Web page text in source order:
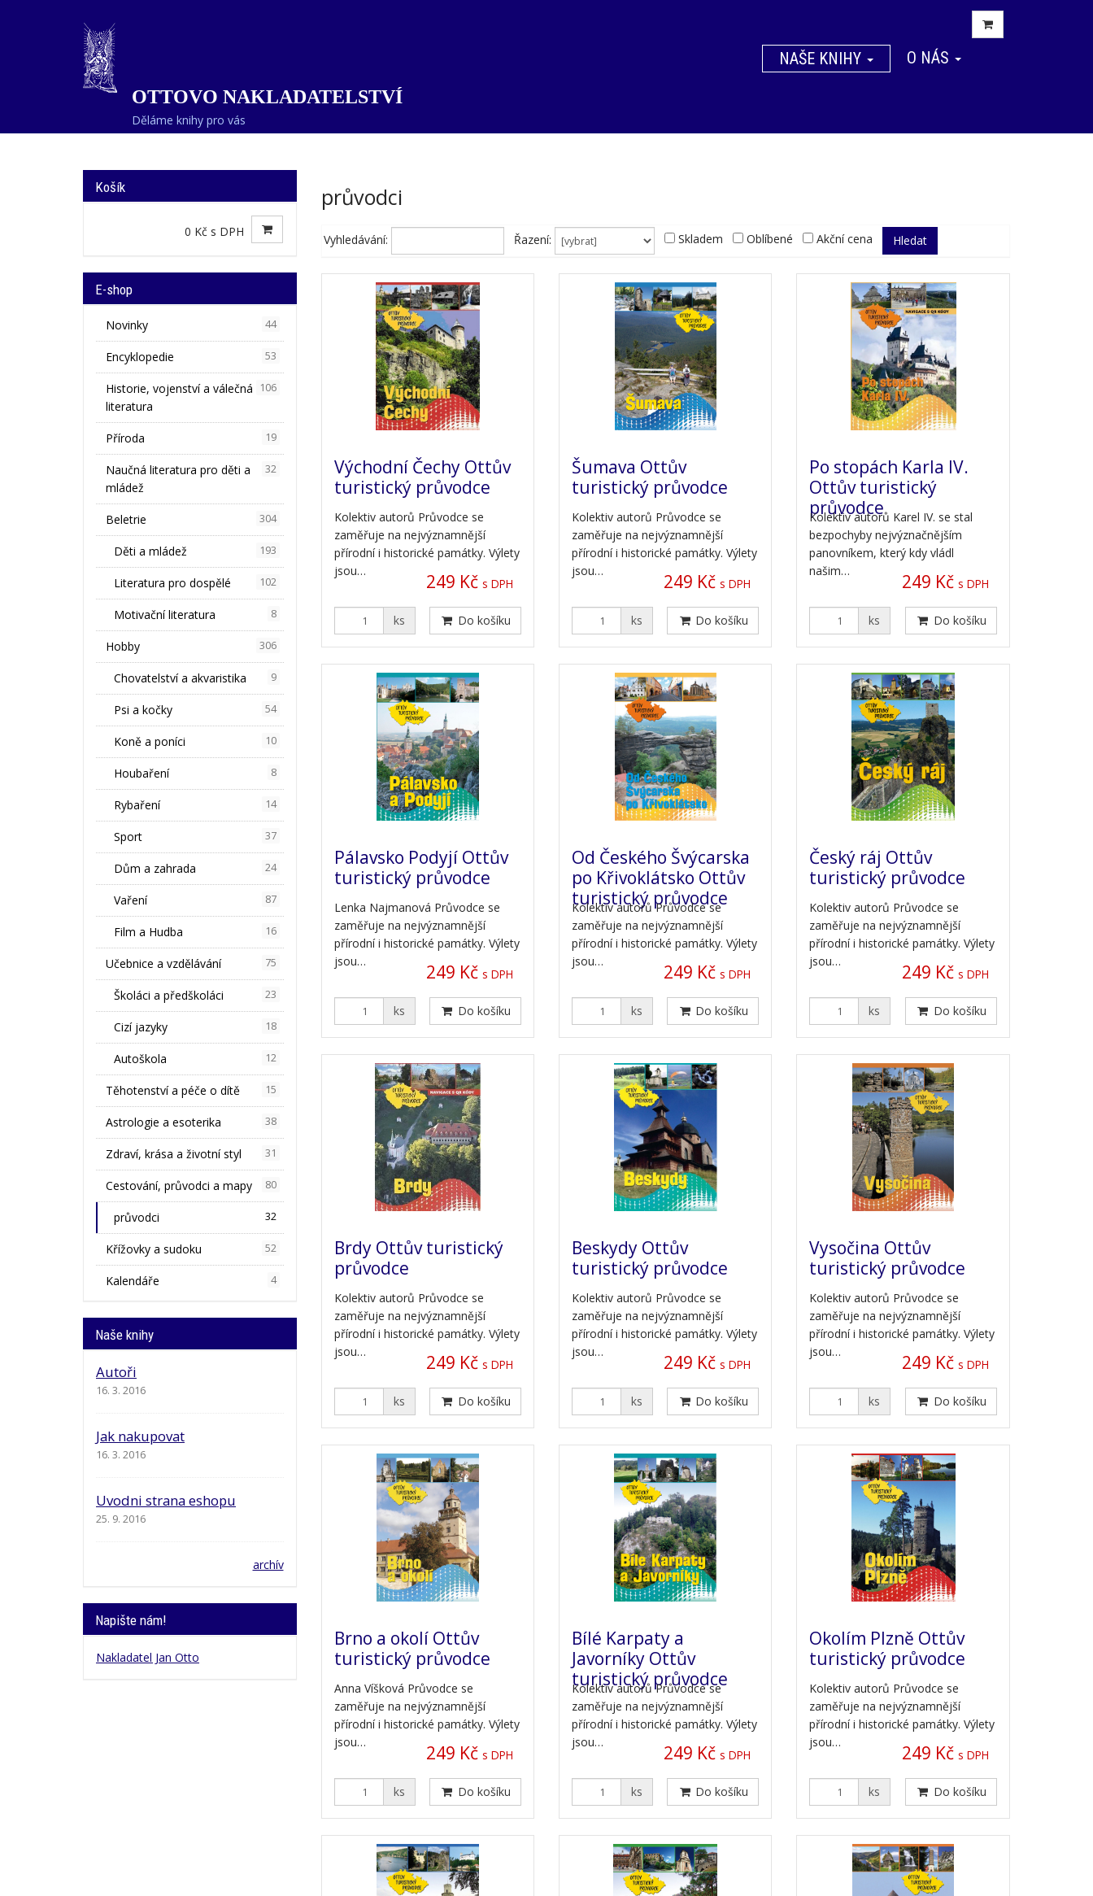
OTTOVO NAKLADATELSTVÍ
Děláme knihy pro vás
NAŠE KNIHY O NÁS
průvodci
Vyhledávání: Řazení: Skladem Oblíbené Akční cena Hledat
Východní Čechy Ottův
turistický průvodce
Kolektiv autorů Průvodce se
zaměřuje na nejvýznamnější
přírodní i historické památky. Výlety
jsou…
249 Kč s DPH
ks Do košíku
Šumava Ottův
turistický průvodce
Kolektiv autorů Průvodce se
zaměřuje na nejvýznamnější
přírodní i historické památky. Výlety
jsou…
249 Kč s DPH
ks Do košíku
Po stopách Karla IV.
Ottův turistický
průvodce
Kolektiv autorů Karel IV. se stal
bezpochyby nejvýznačnějším
panovníkem, který kdy vládl
našim…
249 Kč s DPH
ks Do košíku
Pálavsko Podyjí Ottův
turistický průvodce
Lenka Najmanová Průvodce se
zaměřuje na nejvýznamnější
přírodní i historické památky. Výlety
jsou…
249 Kč s DPH
ks Do košíku
Od Českého Švýcarska
po Křivoklátsko Ottův
turistický průvodce
Kolektiv autorů Průvodce se
zaměřuje na nejvýznamnější
přírodní i historické památky. Výlety
jsou…
249 Kč s DPH
ks Do košíku
Český ráj Ottův
turistický průvodce
Kolektiv autorů Průvodce se
zaměřuje na nejvýznamnější
přírodní i historické památky. Výlety
jsou…
249 Kč s DPH
ks Do košíku
Brdy Ottův turistický
průvodce
Kolektiv autorů Průvodce se
zaměřuje na nejvýznamnější
přírodní i historické památky. Výlety
jsou…
249 Kč s DPH
ks Do košíku
Beskydy Ottův
turistický průvodce
Kolektiv autorů Průvodce se
zaměřuje na nejvýznamnější
přírodní i historické památky. Výlety
jsou…
249 Kč s DPH
ks Do košíku
Vysočina Ottův
turistický průvodce
Kolektiv autorů Průvodce se
zaměřuje na nejvýznamnější
přírodní i historické památky. Výlety
jsou…
249 Kč s DPH
ks Do košíku
Brno a okolí Ottův
turistický průvodce
Anna Víšková Průvodce se
zaměřuje na nejvýznamnější
přírodní i historické památky. Výlety
jsou…
249 Kč s DPH
ks Do košíku
Bílé Karpaty a
Javorníky Ottův
turistický průvodce
Kolektiv autorů Průvodce se
zaměřuje na nejvýznamnější
přírodní i historické památky. Výlety
jsou…
249 Kč s DPH
ks Do košíku
Okolím Plzně Ottův
turistický průvodce
Kolektiv autorů Průvodce se
zaměřuje na nejvýznamnější
přírodní i historické památky. Výlety
jsou…
249 Kč s DPH
ks Do košíku
Košík
0 Kč s DPH
E-shop
Novinky 44
Encyklopedie 53
Historie, vojenství a válečná
literatura
106
Příroda 19
Naučná literatura pro děti a
mládež
32
Beletrie 304
Děti a mládež 193
Literatura pro dospělé 102
Motivační literatura 8
Hobby 306
Chovatelství a akvaristika 9
Psi a kočky 54
Koně a poníci 10
Houbaření 8
Rybaření 14
Sport 37
Dům a zahrada 24
Vaření 87
Film a Hudba 16
Učebnice a vzdělávání 75
Školáci a předškoláci 23
Cizí jazyky 18
Autoškola 12
Těhotenství a péče o dítě 15
Astrologie a esoterika 38
Zdraví, krása a životní styl 31
Cestování, průvodci a mapy 80
průvodci 32
Křížovky a sudoku 52
Kalendáře 4
Naše knihy
Autoři
16. 3. 2016
Jak nakupovat
16. 3. 2016
Uvodni strana eshopu
25. 9. 2016
archív
Napište nám!
Nakladatel Jan Otto